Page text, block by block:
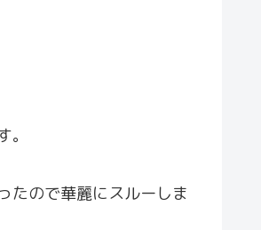
たので華麗にスルーしま